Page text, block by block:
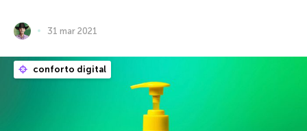
31 mar 2021
conforto digital